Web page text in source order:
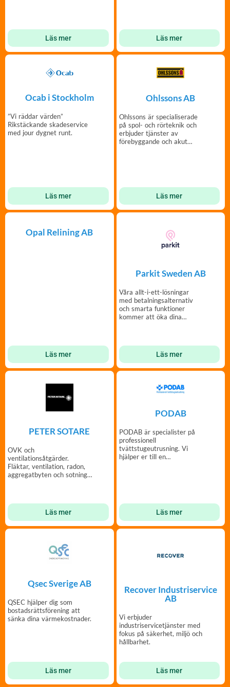
Läs mer Läs mer
Ocab i Stockholm
”Vi räddar värden”
Rikstäckande skadeservice
med jour dygnet runt.
Läs mer
Ohlssons AB
Ohlssons är specialiserade
på spol- och rörteknik och
erbjuder tjänster av
förebyggande och akut
Läs mer
Opal Relining AB
Läs mer
Parkit Sweden AB
Våra allt-i-ett-lösningar
med betalningsalternativ
och smarta funktioner
kommer att öka dina
Läs mer
PETER SOTARE
OVK och
ventilationsåtgärder.
Fläktar, ventilation, radon,
aggregatbyten och sotning.
Läs mer
PODAB
PODAB är specialister på
professionell
tvättstugeutrusning. Vi
hjälper er till en
Läs mer
Qsec Sverige AB
QSEC hjälper dig som
bostadsrättsförening att
sänka dina värmekostnader.
Läs mer
Recover Industriservice
AB
Vi erbjuder
industriservicetjänster med
fokus på säkerhet, miljö och
hållbarhet.
Läs mer